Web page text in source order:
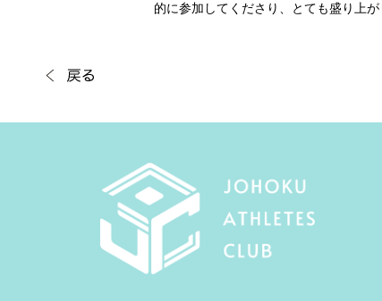
的に参加してくださり、とても盛り上